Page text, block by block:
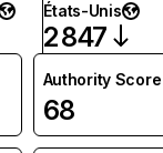
États-Unis
2 847
Authority Score
68